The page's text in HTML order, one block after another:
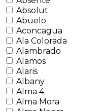
Absolut
Abuelo
Aconcagua
Ala Colorada
Alambrado
Alamos
Alaris
Albany
Alma 4
Alma Mora